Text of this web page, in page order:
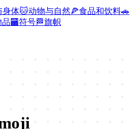
身体🐱动物与自然🍕食品和饮料🚗
品🏧符号🏁旗帜